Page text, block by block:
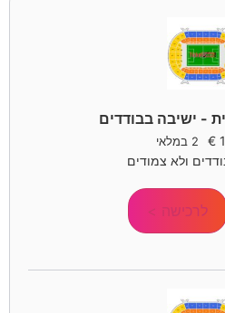
- ישיבה בבודדים
€ 2 במלאי
ולא צמודים
לרכישה >